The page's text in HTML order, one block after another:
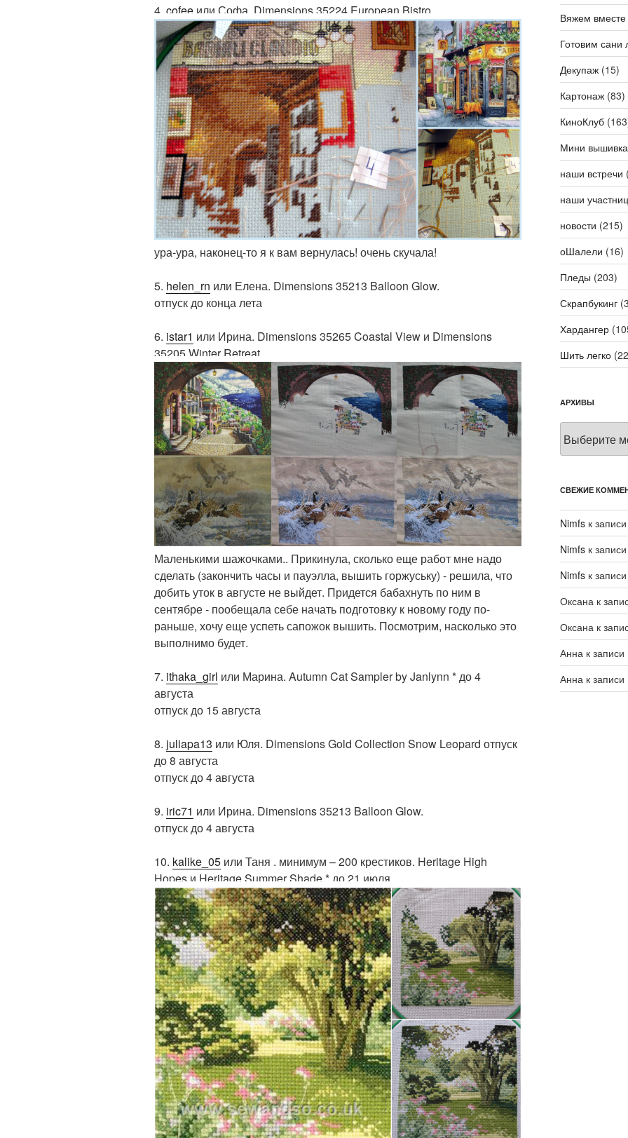
4. cofee или Софа. Dimensions 35224 European Bistro
ура-ура, наконец-то я к вам вернулась! очень скучала!
5. helen_rn или Елена. Dimensions 35213 Balloon Glow.
отпуск до конца лета
6. istar1 или Ирина. Dimensions 35265 Coastal View и Dimensions
35205 Winter Retreat
Маленькими шажочками.. Прикинула, сколько еще работ мне надо
сделать (закончить часы и пауэлла, вышить горжуську) - решила, что
добить уток в августе не выйдет. Придется бабахнуть по ним в
сентябре - пообещала себе начать подготовку к новому году по-
раньше, хочу еще успеть сапожок вышить. Посмотрим, насколько это
выполнимо будет.
7. ithaka_girl или Марина. Autumn Cat Sampler by Janlynn * до 4
августа
отпуск до 15 августа
8. juliapa13 или Юля. Dimensions Gold Collection Snow Leopard отпуск
до 8 августа
отпуск до 4 августа
9. iric71 или Ирина. Dimensions 35213 Balloon Glow.
отпуск до 4 августа
10. kalike_05 или Таня . минимум – 200 крестиков. Heritage High
Hopes и Heritage Summer Shade * до 21 июля
Вяжем вместе
Готовим сани
Декупаж(15)
Картонаж(83)
КиноКлуб
Мини вышивка
наши встречи
наши
новости (215)
оШалели (16)
Пледы (203)
Скрапбукинг
Хардангер
Шить легко
АРХИВЫ
СВЕЖИЕ
Nimfsк
Nimfsк
Nimfsк
Оксанак
Оксанак
Аннак записи
Аннак записи